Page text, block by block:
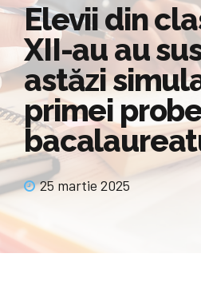
Elevii din
XII-au au
astăzi
primei
25 martie 2025